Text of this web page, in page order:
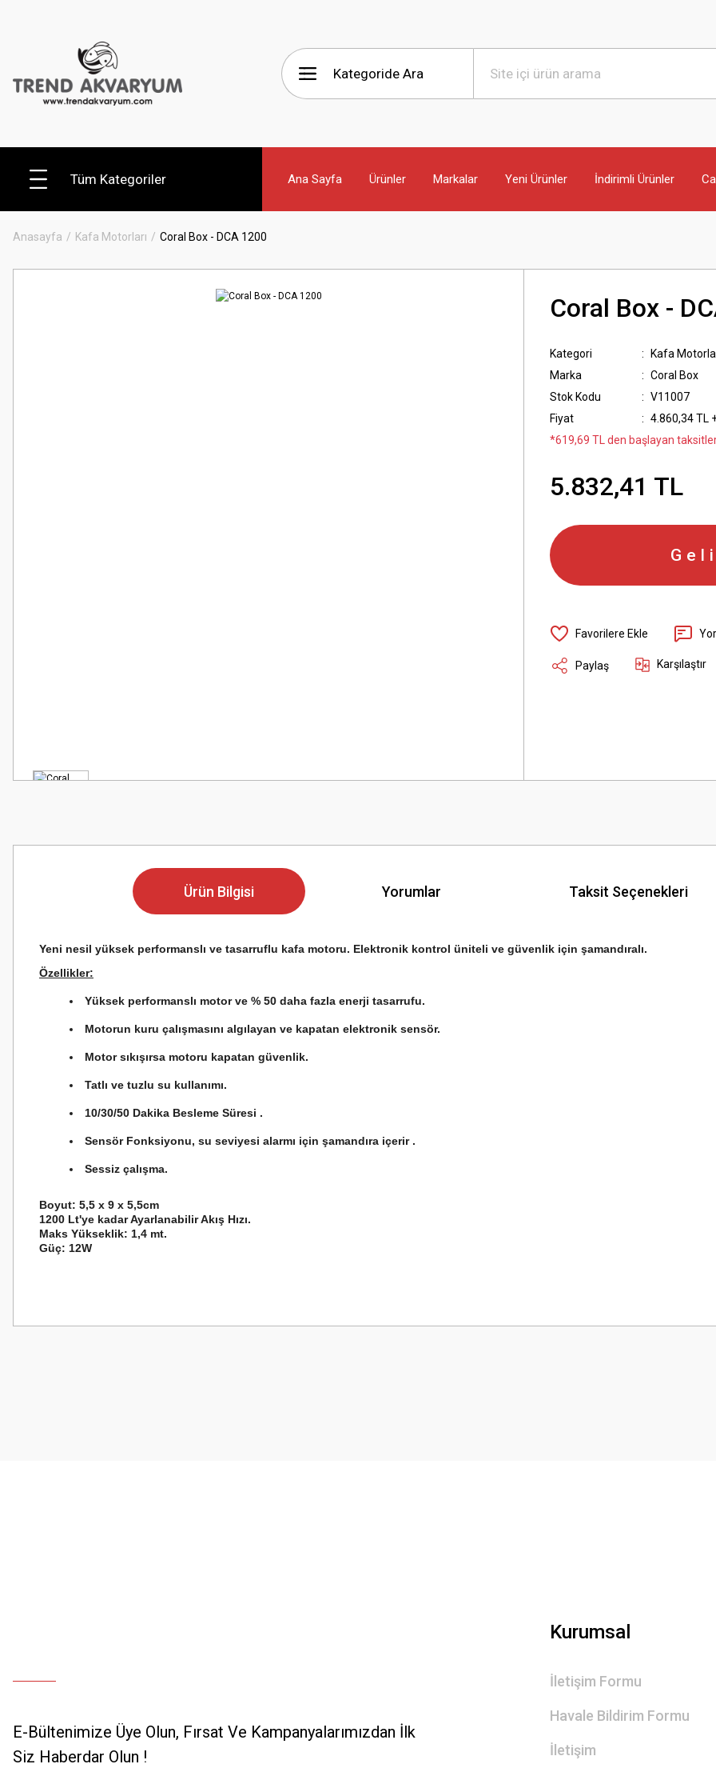
Tüm Kategoriler Ana Sayfa Ürünler Markalar Yeni Ürünler İndirimli Ürünler
Anasayfa Kafa Motorları Coral Box - DCA 1200
Coral Box -
Kategori
Kafa
Marka
Coral Box
Stok Kodu
V11007
Fiyat
4.860,34 TL
*619,69 TL den başlayan
5.832,41 TL
Paylaş Karşılaştır
Ürün Bilgisi Yorumlar Taksit Seçenekleri
Yeni nesil yüksek performanslı ve tasarruflu kafa motoru. Elektronik kontrol üniteli ve güvenlik için şamandıralı.
Özellikler:
Yüksek performanslı motor ve % 50 daha fazla enerji tasarrufu.
Motorun kuru çalışmasını algılayan ve kapatan elektronik sensör.
Motor sıkışırsa motoru kapatan güvenlik.
Tatlı ve tuzlu su kullanımı.
10/30/50 Dakika Besleme Süresi .
Sensör Fonksiyonu, su seviyesi alarmı için şamandıra içerir .
Sessiz çalışma.
Boyut: 5,5 x 9 x 5,5cm
1200 Lt'ye kadar Ayarlanabilir Akış Hızı.
Maks Yükseklik: 1,4 mt.
Güç: 12W
Görüş ve önerileriniz için teşekkür ederiz.
E-Bültenimize Üye Olun, Fırsat Ve Kampanyalarımızdan İlk
Siz Haberdar Olun !
Kurumsal
İletişim Formu
Havale Bildirim Formu
İletişim